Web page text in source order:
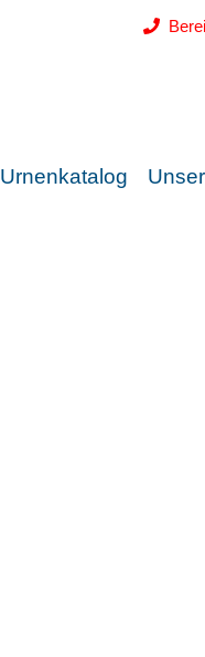
Urnenkatalog